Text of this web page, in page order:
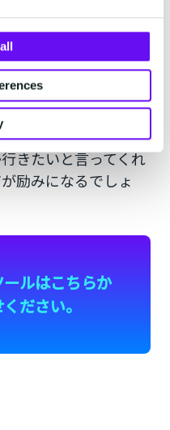
くらいの成果が出る
対効果が見えづらい
ションを維持してい
していくコツです。
「興味を持ってくれ
きたいと言ってくれ
励みになるでしょ
ルはこちらか
ださい。